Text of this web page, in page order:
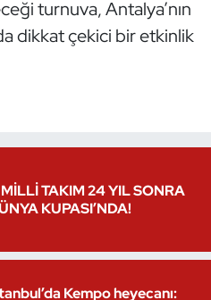
turnuva, Antalya’nın
dikkat çekici bir etkinlik
TAKIM 24 YIL SONRA
KUPASI’NDA!
Kempo heyecanı: